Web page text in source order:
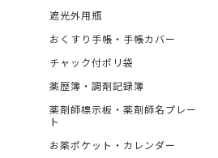
遮光外用瓶
おくすり手帳・手帳カバー
チャック付ポリ袋
薬歴簿・調剤記録簿
薬剤師標示板・薬剤師名プレー
ト
お薬ポケット・カレンダー